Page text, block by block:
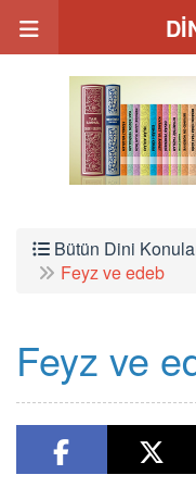
Bütün Dini
Feyz ve edeb
Feyz ve